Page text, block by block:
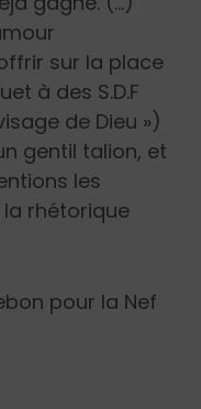
sur la place
à des S.D.F
de Dieu »)
gentil talion, et
les
la rhétorique
pour la Nef